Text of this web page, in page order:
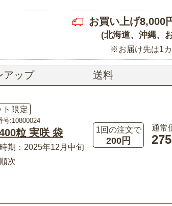
お買い上げ8,000
(北海道、沖縄、
※お届け先は1カ
アップ 送料
ト限定
号:10800024
粒 実咲 袋
期：2025年12月中旬
次
1回の注文で
200円
通常
275